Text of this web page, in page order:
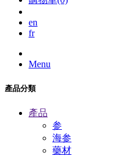
en
fr
Menu
產品分類
產品
参
海参
藥材